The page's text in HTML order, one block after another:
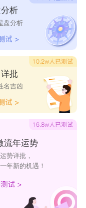
析
盘分析
批
名吉凶
流年运势
势详批，
年新的机遇！